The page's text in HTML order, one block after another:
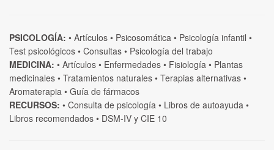
PSICOLOGÍA: • Artículos • Psicosomática • Psicología infantil •
Test psicológicos • Consultas • Psicología del trabajo
MEDICINA: • Artículos • Enfermedades • Fisiología • Plantas
medicinales • Tratamientos naturales • Terapias alternativas •
Aromaterapia • Guía de fármacos
RECURSOS: • Consulta de psicología • Libros de autoayuda •
Libros recomendados • DSM-IV y CIE 10